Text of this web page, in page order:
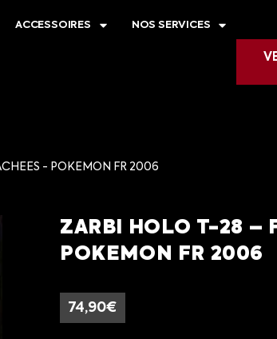
ACCESSOIRES NOS SERVICES
- POKEMON FR 2006
ZARBI HOLO T-28 –
POKEMON FR 2006
74,90€